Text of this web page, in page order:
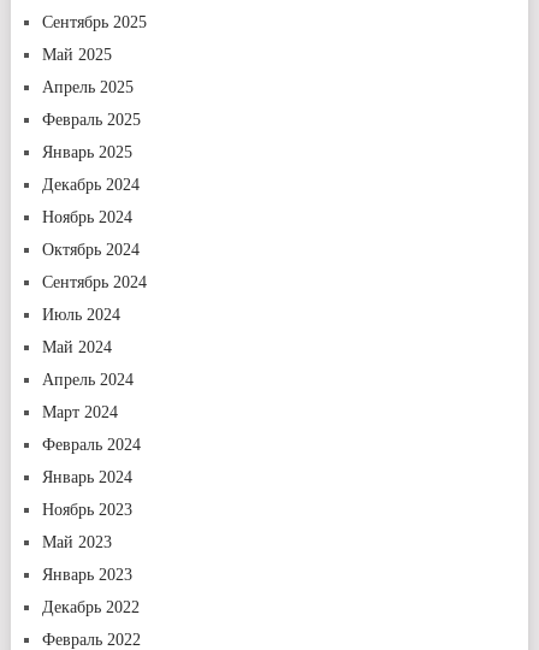
Сентябрь 2025
Май 2025
Апрель 2025
Февраль 2025
Январь 2025
Декабрь 2024
Ноябрь 2024
Октябрь 2024
Сентябрь 2024
Июль 2024
Май 2024
Апрель 2024
Март 2024
Февраль 2024
Январь 2024
Ноябрь 2023
Май 2023
Январь 2023
Декабрь 2022
Февраль 2022